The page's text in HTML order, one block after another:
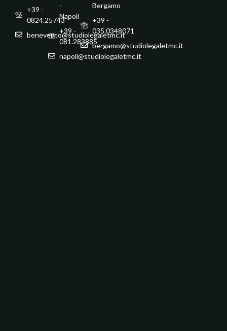
+39 -
0824.25743
benevento@studiolegaletmc.it
-
Napoli
+39 -
081.283885
napoli@studiolegaletmc.it
Bergamo
+39 -
035.0348071
bergamo@studiolegaletmc.it